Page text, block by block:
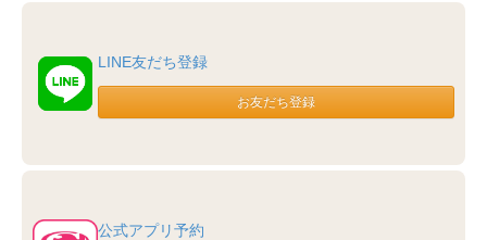
LINE友だち登録
公式アプリ予約